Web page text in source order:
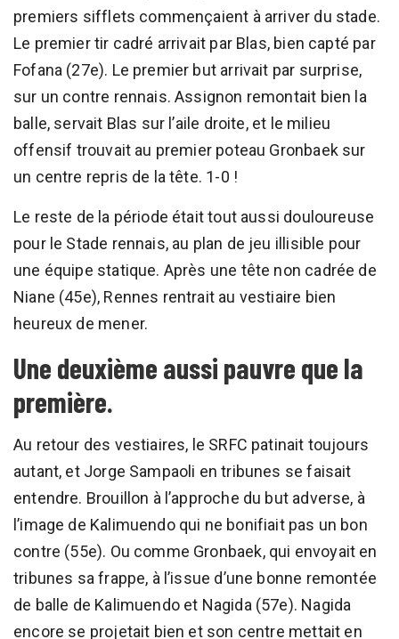
premiers sifflets commençaient à arriver du stade.
Le premier tir cadré arrivait par Blas, bien capté par
Fofana (27e). Le premier but arrivait par surprise,
sur un contre rennais. Assignon remontait bien la
balle, servait Blas sur l’aile droite, et le milieu
offensif trouvait au premier poteau Gronbaek sur
un centre repris de la tête. 1-0 !
Le reste de la période était tout aussi douloureuse
pour le Stade rennais, au plan de jeu illisible pour
une équipe statique. Après une tête non cadrée de
Niane (45e), Rennes rentrait au vestiaire bien
heureux de mener.
Une deuxième aussi pauvre que la
première.
Au retour des vestiaires, le SRFC patinait toujours
autant, et Jorge Sampaoli en tribunes se faisait
entendre. Brouillon à l’approche du but adverse, à
l’image de Kalimuendo qui ne bonifiait pas un bon
contre (55e). Ou comme Gronbaek, qui envoyait en
tribunes sa frappe, à l’issue d’une bonne remontée
de balle de Kalimuendo et Nagida (57e). Nagida
encore se projetait bien et son centre mettait en